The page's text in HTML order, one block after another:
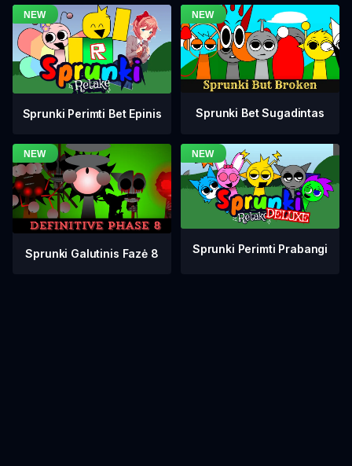
Sprunki Perimti Bet Epinis Sprunki Bet Sugadintas
Sprunki Galutinis Fazė 8 Sprunki Perimti Prabangi